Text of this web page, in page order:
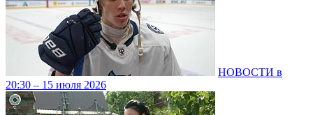
НОВОСТИ в
20:30 – 15 июля 2026